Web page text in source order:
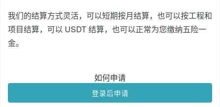
我们的结算方式灵活，可以短期按月结算，也可以按工程和
项目结算，可以 USDT 结算，也可以正常为您缴纳五险一
金。
如何申请
登录后申请